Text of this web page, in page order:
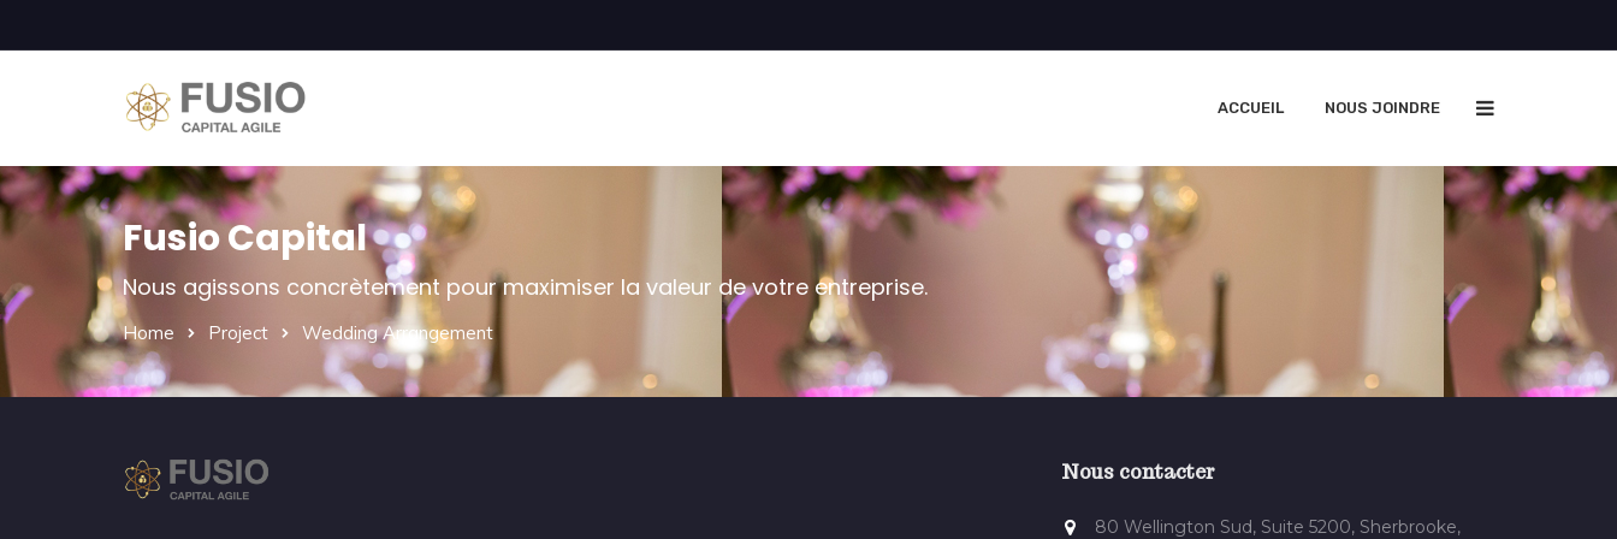
ACCUEIL NOUS JOINDRE
Fusio Capital
Nous agissons concrètement pour maximiser la valeur de votre entreprise.
Home Project Wedding Arrangement
Nous contacter
80 Wellington Sud, Suite 5200, Sherbrooke,